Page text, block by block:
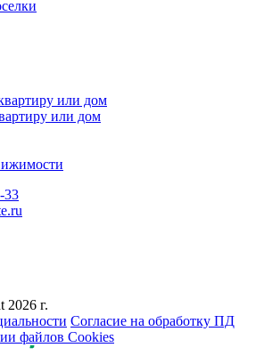
или дом
или дом
33
2026 г.
Согласие на обработку ПД
файлов Cookies